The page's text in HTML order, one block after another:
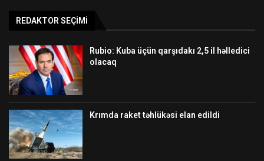
REDAKTOR SEÇIMI
Rubio: Kuba üçün qarşıdakı 2,5 il həlledici
olacaq
Krımda raket təhlükəsi elan edildi